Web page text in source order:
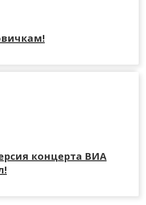
концерта ВИА